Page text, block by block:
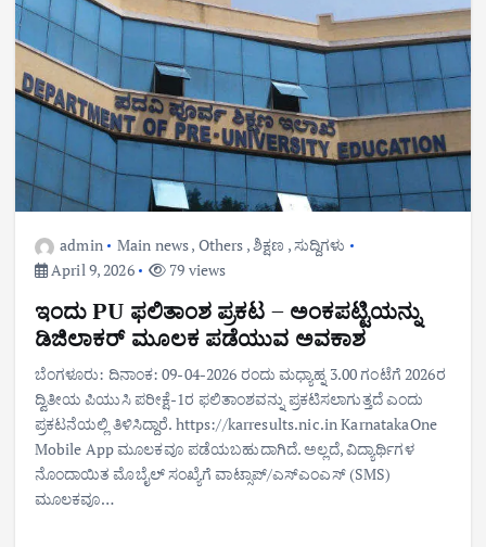
admin Main news, Others ,ಶಿಕ್ಷಣ ,ಸುದ್ದಿಗಳು
April 9, 2026
79 views
ಇಂದು PU ಫಲಿತಾಂಶ ಪ್ರಕಟ – ಅಂಕಪಟ್ಟಿಯನ್ನು
ಡಿಜಿಲಾಕರ್ ಮೂಲಕ ಪಡೆಯುವ ಅವಕಾಶ
ಬೆಂಗಳೂರು: ದಿನಾಂಕ: 09-04-2026 ರಂದು ಮಧ್ಯಾಹ್ನ 3.00 ಗಂಟೆಗೆ 2026ರ
ದ್ವಿತೀಯ ಪಿಯುಸಿ ಪರೀಕ್ಷೆ-1ರ ಫಲಿತಾಂಶವನ್ನು ಪ್ರಕಟಿಸಲಾಗುತ್ತದೆ ಎಂದು
ಪ್ರಕಟನೆಯಲ್ಲಿ ತಿಳಿಸಿದ್ದಾರೆ. https://karresults.nic.in KarnatakaOne
Mobile App ಮೂಲಕವೂ ಪಡೆಯಬಹುದಾಗಿದೆ. ಅಲ್ಲದೆ, ವಿದ್ಯಾರ್ಥಿಗಳ
ನೊಂದಾಯಿತ ಮೊಬೈಲ್ ಸಂಖ್ಯೆಗೆ ವಾಟ್ಸಾಪ್/ಎಸ್‌ಎಂಎಸ್ (SMS)
ಮೂಲಕವೂ…